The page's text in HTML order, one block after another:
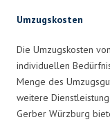
Umzugskosten
Die Umzugskosten
individuellen
Menge des
weitere
Gerber Würzburg